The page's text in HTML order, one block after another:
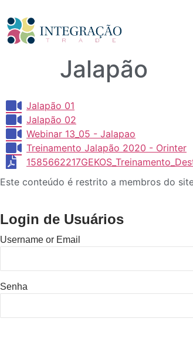
Jalapão
Jalapão 01
Jalapão 02
Webinar 13_05 - Jalapao
Treinamento Jalapão 2020 - Orinter
Este conteúdo é restrito a membros do
Login de Usuários
Username or Email
Senha